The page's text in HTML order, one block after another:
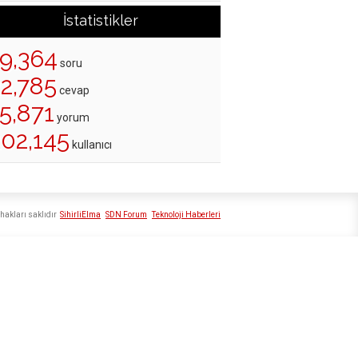
İstatistikler
soru
cevap
yorum
kullanıcı
SihirliElma SDN Forum Teknoloji Haberleri
saklıdır